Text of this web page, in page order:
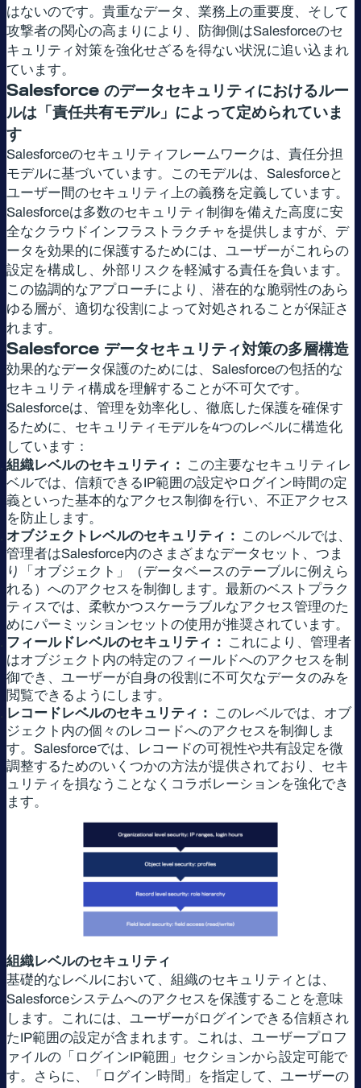
はないのです。貴重なデータ、業務上の重要度、そして
攻撃者の関心の高まりにより、防御側はSalesforceのセ
キュリティ対策を強化せざるを得ない状況に追い込まれ
ています。
Salesforce のデータセキュリティにおけるルー
ルは「責任共有モデル」によって定められていま
す
Salesforceのセキュリティフレームワークは、責任分担
モデルに基づいています。このモデルは、Salesforceと
ユーザー間のセキュリティ上の義務を定義しています。
Salesforceは多数のセキュリティ制御を備えた高度に安
全なクラウドインフラストラクチャを提供しますが、デ
ータを効果的に保護するためには、ユーザーがこれらの
設定を構成し、外部リスクを軽減する責任を負います。
この協調的なアプローチにより、潜在的な脆弱性のあら
ゆる層が、適切な役割によって対処されることが保証さ
れます。
Salesforce データセキュリティ対策の多層構造
効果的なデータ保護のためには、Salesforceの包括的な
セキュリティ構成を理解することが不可欠です。
Salesforceは、管理を効率化し、徹底した保護を確保す
るために、セキュリティモデルを4つのレベルに構造化
しています：
組織レベルのセキュリティ：
この主要なセキュリティレ
ベルでは、信頼できるIP範囲の設定やログイン時間の定
義といった基本的なアクセス制御を行い、不正アクセス
を防止します。
オブジェクトレベルのセキュリティ：
このレベルでは、
管理者はSalesforce内のさまざまなデータセット、つま
り「オブジェクト」（データベースのテーブルに例えら
れる）へのアクセスを制御します。最新のベストプラク
ティスでは、柔軟かつスケーラブルなアクセス管理のた
めにパーミッションセットの使用が推奨されています。
フィールドレベルのセキュリティ：
これにより、管理者
はオブジェクト内の特定のフィールドへのアクセスを制
御でき、ユーザーが自身の役割に不可欠なデータのみを
閲覧できるようにします。
レコードレベルのセキュリティ：
このレベルでは、オブ
ジェクト内の個々のレコードへのアクセスを制御しま
す。Salesforceでは、レコードの可視性や共有設定を微
調整するためのいくつかの方法が提供されており、セキ
ュリティを損なうことなくコラボレーションを強化でき
ます。
組織レベルのセキュリティ
基礎的なレベルにおいて、組織のセキュリティとは、
Salesforceシステムへのアクセスを保護することを意味
します。これには、ユーザーがログインできる信頼され
たIP範囲の設定が含まれます。これは、ユーザープロフ
ァイルの「ログインIP範囲」セクションから設定可能で
す。さらに、「ログイン時間」を指定して、ユーザーの